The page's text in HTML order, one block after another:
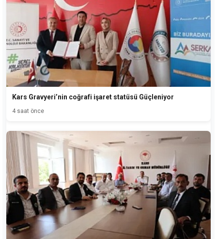
Kars Gravyeri’nin coğrafi işaret statüsü Güçleniyor
4 saat önce